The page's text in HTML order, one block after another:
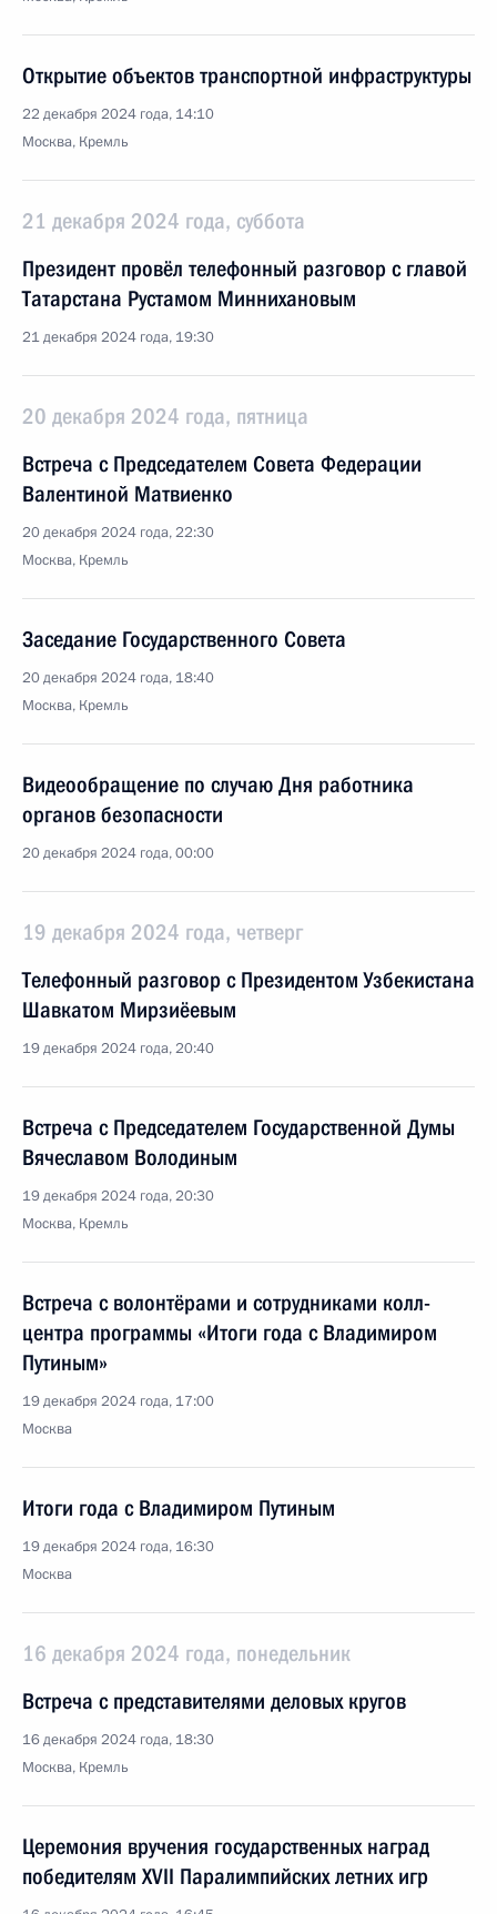
Открытие объектов транспортной инфраструктуры
22 декабря 2024 года, 14:10
Москва, Кремль
21 декабря 2024 года, суббота
Президент провёл телефонный разговор с главой
Татарстана Рустамом Миннихановым
21 декабря 2024 года, 19:30
20 декабря 2024 года, пятница
Встреча с Председателем Совета Федерации
Валентиной Матвиенко
20 декабря 2024 года, 22:30
Москва, Кремль
Заседание Государственного Совета
20 декабря 2024 года, 18:40
Москва, Кремль
Видеообращение по случаю Дня работника
органов безопасности
20 декабря 2024 года, 00:00
19 декабря 2024 года, четверг
Телефонный разговор с Президентом Узбекистана
Шавкатом Мирзиёевым
19 декабря 2024 года, 20:40
Встреча с Председателем Государственной Думы
Вячеславом Володиным
19 декабря 2024 года, 20:30
Москва, Кремль
Встреча с волонтёрами и сотрудниками колл-
центра программы «Итоги года с Владимиром
Путиным»
19 декабря 2024 года, 17:00
Москва
Итоги года с Владимиром Путиным
19 декабря 2024 года, 16:30
Москва
16 декабря 2024 года, понедельник
Встреча с представителями деловых кругов
16 декабря 2024 года, 18:30
Москва, Кремль
Церемония вручения государственных наград
победителям ХVII Паралимпийских летних игр